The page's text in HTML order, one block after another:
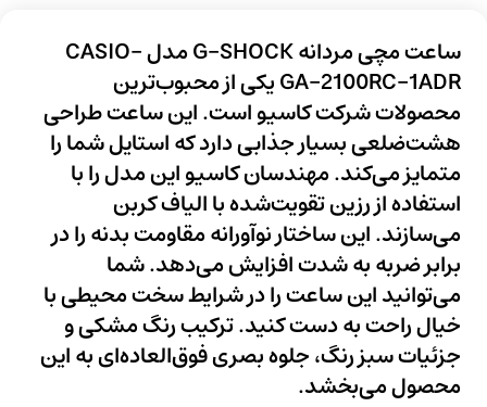
ساعت مچی مردانه G-SHOCK مدل CASIO-
GA-2100RC-1ADRیکی از محبوب‌ترین
محصولات شرکت کاسیو است. این ساعت طراحی
هشت‌ضلعی بسیار جذابی دارد که استایل شما را
متمایز می‌کند. مهندسان کاسیو این مدل را با
استفاده از رزین تقویت‌شده با الیاف کربن
می‌سازند. این ساختار نوآورانه مقاومت بدنه را در
برابر ضربه به شدت افزایش می‌دهد. شما
می‌توانید این ساعت را در شرایط سخت محیطی با
خیال راحت به دست کنید. ترکیب رنگ مشکی و
جزئیات سبز رنگ، جلوه بصری فوق‌العاده‌ای به این
محصول می‌بخشد.